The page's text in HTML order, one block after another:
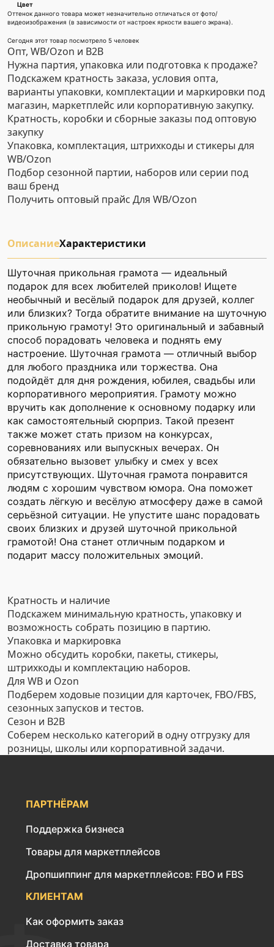
Цвет
Оттенок данного товара может незначительно отличаться от фото/
видеоизображения (в зависимости от настроек яркости вашего экрана).
Сегодня этот товар посмотрело 5 человек
Опт, WB/Ozon и B2B
Нужна партия, упаковка или подготовка к продаже?
Подскажем кратность заказа, условия опта,
варианты упаковки, комплектации и маркировки под
магазин, маркетплейс или корпоративную закупку.
Кратность, коробки и сборные заказы под оптовую
закупку
Упаковка, комплектация, штрихкоды и стикеры для
WB/Ozon
Подбор сезонной партии, наборов или серии под
ваш бренд
Получить оптовый прайс Для WB/Ozon
ОписаниеХарактеристики
Шуточная прикольная грамота — идеальный
подарок для всех любителей приколов! Ищете
необычный и весёлый подарок для друзей, коллег
или близких? Тогда обратите внимание на шуточную
прикольную грамоту! Это оригинальный и забавный
способ порадовать человека и поднять ему
настроение. Шуточная грамота — отличный выбор
для любого праздника или торжества. Она
подойдёт для дня рождения, юбилея, свадьбы или
корпоративного мероприятия. Грамоту можно
вручить как дополнение к основному подарку или
как самостоятельный сюрприз. Такой презент
также может стать призом на конкурсах,
соревнованиях или выпускных вечерах. Он
обязательно вызовет улыбку и смех у всех
присутствующих. Шуточная грамота понравится
людям с хорошим чувством юмора. Она поможет
создать лёгкую и весёлую атмосферу даже в самой
серьёзной ситуации. Не упустите шанс порадовать
своих близких и друзей шуточной прикольной
грамотой! Она станет отличным подарком и
подарит массу положительных эмоций.
Кратность и наличие
Подскажем минимальную кратность, упаковку и
возможность собрать позицию в партию.
Упаковка и маркировка
Можно обсудить коробки, пакеты, стикеры,
штрихкоды и комплектацию наборов.
Для WB и Ozon
Подберем ходовые позиции для карточек, FBO/FBS,
сезонных запусков и тестов.
Сезон и B2B
Соберем несколько категорий в одну отгрузку для
розницы, школы или корпоративной задачи.
ПАРТНЁРАМ
Поддержка бизнеса
Товары для маркетплейсов
Дропшиппинг для маркетплейсов: FBO и FBS
КЛИЕНТАМ
Как оформить заказ
Доставка товара